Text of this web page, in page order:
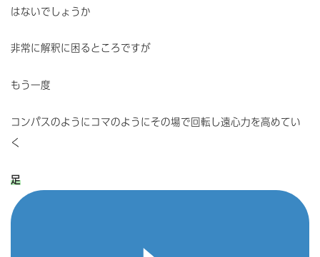
はないでしょうか
非常に解釈に困るところですが
もう一度
コンパスのようにコマのようにその場で回転し遠心力を高めてい
く
足